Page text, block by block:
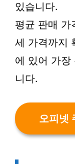
있습니다.
평균 판매 가
세 가격까지
에 있어 가장
니다.
오피넷